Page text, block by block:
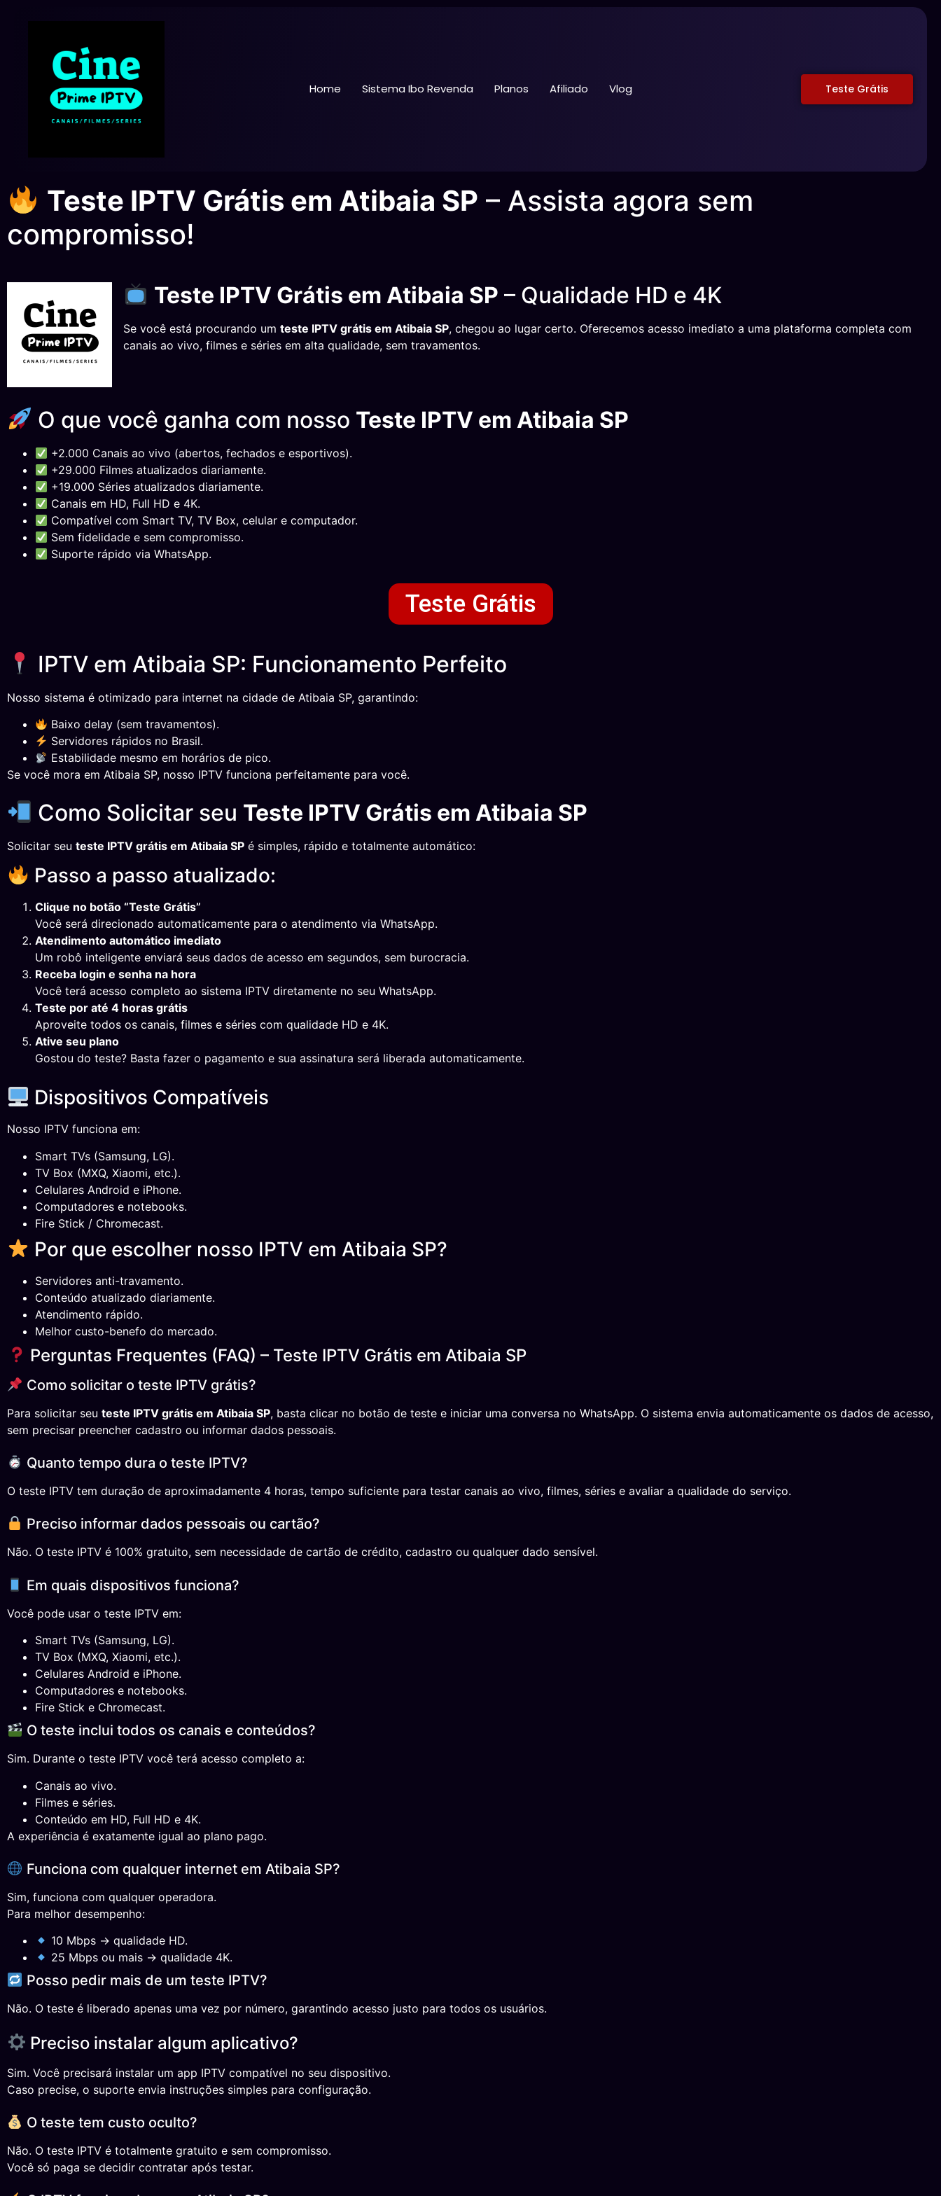
Home Sistema Ibo Revenda Planos Afiliado Vlog Teste Grátis
Teste IPTV Grátis em Atibaia SP – Assista agora sem
compromisso!
Teste IPTV Grátis em Atibaia SP – Qualidade HD e 4K
Se você está procurando um teste IPTV grátis em Atibaia SP, chegou ao lugar certo. Oferecemos acesso imediato a uma plataforma completa com
canais ao vivo, filmes e séries em alta qualidade, sem travamentos.
O que você ganha com nosso Teste IPTV em Atibaia SP
+2.000 Canais ao vivo (abertos, fechados e esportivos).
+29.000 Filmes atualizados diariamente.
+19.000 Séries atualizados diariamente.
Canais em HD, Full HD e 4K.
Compatível com Smart TV, TV Box, celular e computador.
Sem fidelidade e sem compromisso.
Suporte rápido via WhatsApp.
Teste Grátis
IPTV em Atibaia SP: Funcionamento Perfeito
Nosso sistema é otimizado para internet na cidade de Atibaia SP, garantindo:
Baixo delay (sem travamentos).
Servidores rápidos no Brasil.
Estabilidade mesmo em horários de pico.
Se você mora em Atibaia SP, nosso IPTV funciona perfeitamente para você.
Como Solicitar seu Teste IPTV Grátis em Atibaia SP
Solicitar seu teste IPTV grátis em Atibaia SP é simples, rápido e totalmente automático:
Passo a passo atualizado:
Clique no botão “Teste Grátis”
Você será direcionado automaticamente para o atendimento via WhatsApp.
Atendimento automático imediato
Um robô inteligente enviará seus dados de acesso em segundos, sem burocracia.
Receba login e senha na hora
Você terá acesso completo ao sistema IPTV diretamente no seu WhatsApp.
Teste por até 4 horas grátis
Aproveite todos os canais, filmes e séries com qualidade HD e 4K.
Ative seu plano
Gostou do teste? Basta fazer o pagamento e sua assinatura será liberada automaticamente.
Dispositivos Compatíveis
Nosso IPTV funciona em:
Smart TVs (Samsung, LG).
TV Box (MXQ, Xiaomi, etc.).
Celulares Android e iPhone.
Computadores e notebooks.
Fire Stick / Chromecast.
Por que escolher nosso IPTV em Atibaia SP?
Servidores anti-travamento.
Conteúdo atualizado diariamente.
Atendimento rápido.
Melhor custo-benefo do mercado.
Perguntas Frequentes (FAQ) – Teste IPTV Grátis em Atibaia SP
Como solicitar o teste IPTV grátis?
Para solicitar seu teste IPTV grátis em Atibaia SP, basta clicar no botão de teste e iniciar uma conversa no WhatsApp. O sistema envia automaticamente os dados de acesso,
sem precisar preencher cadastro ou informar dados pessoais.
Quanto tempo dura o teste IPTV?
O teste IPTV tem duração de aproximadamente 4 horas, tempo suficiente para testar canais ao vivo, filmes, séries e avaliar a qualidade do serviço.
Preciso informar dados pessoais ou cartão?
Não. O teste IPTV é 100% gratuito, sem necessidade de cartão de crédito, cadastro ou qualquer dado sensível.
Em quais dispositivos funciona?
Você pode usar o teste IPTV em:
Smart TVs (Samsung, LG).
TV Box (MXQ, Xiaomi, etc.).
Celulares Android e iPhone.
Computadores e notebooks.
Fire Stick e Chromecast.
O teste inclui todos os canais e conteúdos?
Sim. Durante o teste IPTV você terá acesso completo a:
Canais ao vivo.
Filmes e séries.
Conteúdo em HD, Full HD e 4K.
A experiência é exatamente igual ao plano pago.
Funciona com qualquer internet em Atibaia SP?
Sim, funciona com qualquer operadora.
Para melhor desempenho:
10 Mbps → qualidade HD.
25 Mbps ou mais → qualidade 4K.
Posso pedir mais de um teste IPTV?
Não. O teste é liberado apenas uma vez por número, garantindo acesso justo para todos os usuários.
Preciso instalar algum aplicativo?
Sim. Você precisará instalar um app IPTV compatível no seu dispositivo.
Caso precise, o suporte envia instruções simples para configuração.
O teste tem custo oculto?
Não. O teste IPTV é totalmente gratuito e sem compromisso.
Você só paga se decidir contratar após testar.